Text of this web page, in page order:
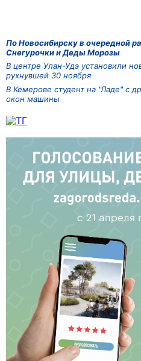
По Новосибирску в очередной
Снегурочки и Деды Морозы
В центре Улан-Удэ установили
рухнувшей 30 ноября
В Кемерове студент на "Ладе" с
окон машины